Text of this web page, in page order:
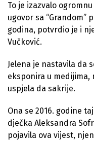
To je izazvalo
ugovor sa “Grandom”
godina, potvrdio je i
Vučković.
Jelena je nastavila da
eksponira u medijima,
uspjela da sakrije.
Ona se 2016. godine
dječka Aleksandra
pojavila ova vijest,